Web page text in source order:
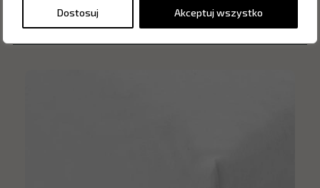
Dostosuj Akceptuj wszystko
Inne produkty z kategorii